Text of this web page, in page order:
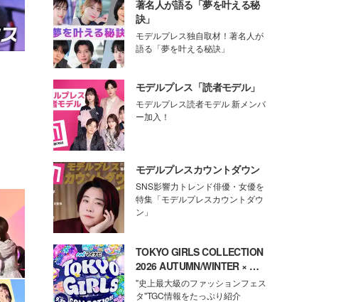
著名人が語る「夢を叶える秘
訣」
モデルプレス独自取材！著名人が
語る「夢を叶える秘訣」
モデルプレス「読者モデル」
モデルプレス読者モデル 新メンバ
ー加入！
モデルプレスカウントダウン
SNS影響力トレンド俳優・女優を
特集「モデルプレスカウントダウ
ン」
TOKYO GIRLS COLLECTION
2026 AUTUMN/WINTER × モ
デルプレス
"史上最大級のファッションフェス
タ"TGC情報をたっぷり紹介